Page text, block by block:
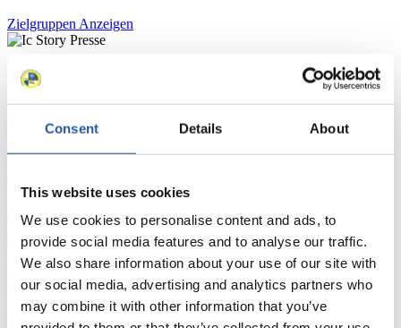
Consent Details About
This website uses cookies
We use cookies to personalise content and ads, to
provide social media features and to analyse our traffic.
We also share information about your use of our site with
our social media, advertising and analytics partners who
may combine it with other information that you’ve
Zielgruppen Anzeigen
Für Presse- und Medienvertreter
haben Zugriff auf Athletenbiographien und Informationen zu
Für Nationale Verbände
Hier können Sie sich über allgemeine Neuigkeiten informieren, das